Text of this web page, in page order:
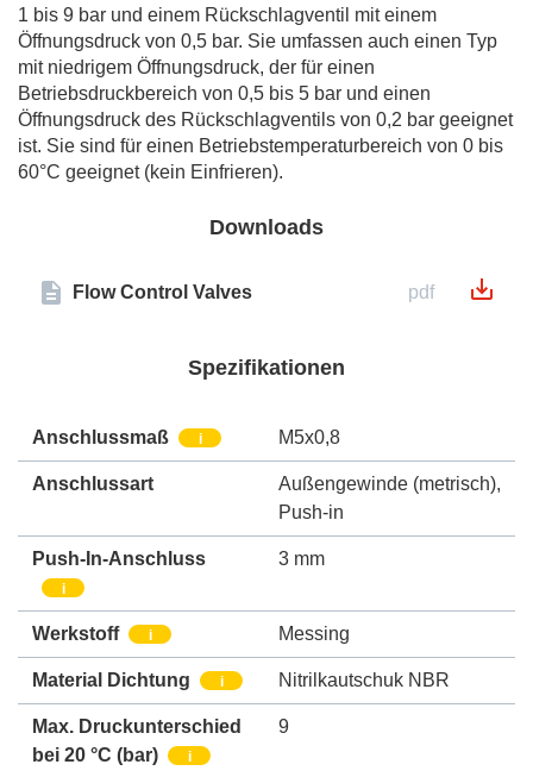
1 bis 9 bar und einem Rückschlagventil mit einem
Öffnungsdruck von 0,5 bar. Sie umfassen auch einen Typ
mit niedrigem Öffnungsdruck, der für einen
Betriebsdruckbereich von 0,5 bis 5 bar und einen
Öffnungsdruck des Rückschlagventils von 0,2 bar geeignet
ist. Sie sind für einen Betriebstemperaturbereich von 0 bis
60°C geeignet (kein Einfrieren).
Downloads
Flow Control Valves pdf
Spezifikationen
Anschlussmaß i M5x0,8
Anschlussart Außengewinde (metrisch),
Push-in
Push-In-Anschluss
i
3 mm
Werkstoff i Messing
Material Dichtung i Nitrilkautschuk NBR
Max. Druckunterschied
bei 20 °C (bar)
i
9